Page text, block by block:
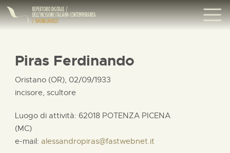
Piras Ferdinando
Oristano (OR), 02/09/1933
incisore, scultore
Luogo di attività: 62018 POTENZA PICENA
(MC)
e-mail: alessandropiras@fastwebnet.it